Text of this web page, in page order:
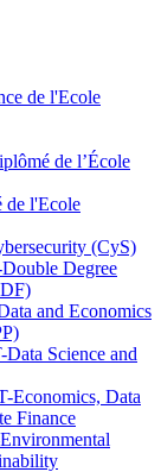
de l'Ecole
de l’École
de l'Ecole
(CyS)
Degree
and Economics
Science and
Economics, Data
Finance